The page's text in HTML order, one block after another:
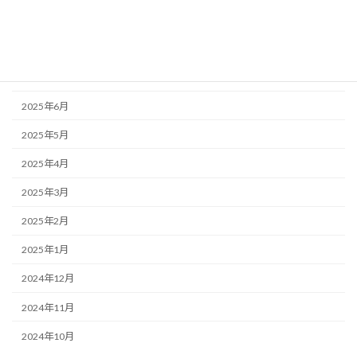
2025年6月
2025年5月
2025年4月
2025年3月
2025年2月
2025年1月
2024年12月
2024年11月
2024年10月